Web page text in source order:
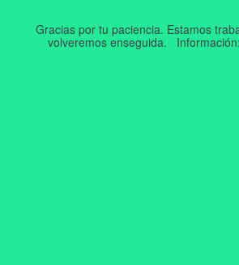
Gracias por tu paciencia. Estamos
volveremos enseguida.